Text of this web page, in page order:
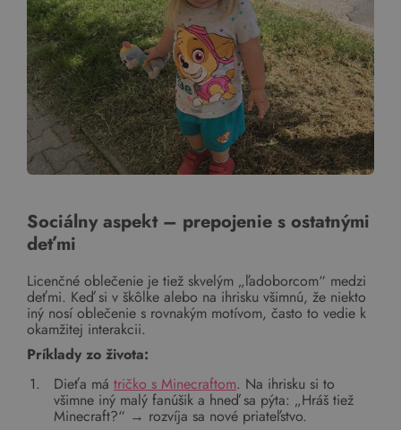
Sociálny aspekt – prepojenie s ostatnými
deťmi
Licenčné oblečenie je tiež skvelým „ľadoborcom“ medzi
deťmi. Keď si v škôlke alebo na ihrisku všimnú, že niekto
iný nosí oblečenie s rovnakým motívom, často to vedie k
okamžitej interakcii.
Príklady zo života:
Dieťa má tričko s Minecraftom. Na ihrisku si to
všimne iný malý fanúšik a hneď sa pýta: „Hráš tiež
Minecraft?“ → rozvíja sa nové priateľstvo.